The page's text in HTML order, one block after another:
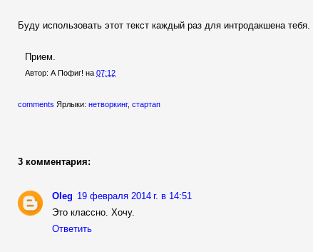
Буду использовать этот текст каждый раз для интродакшена
Прием.
Автор: А Пофиг! на 07:12
comments Ярлыки: нетворкинг, стартап
3 комментария:
Oleg 19 февраля 2014 г. в 14:51
Это классно. Хочу.
Ответить